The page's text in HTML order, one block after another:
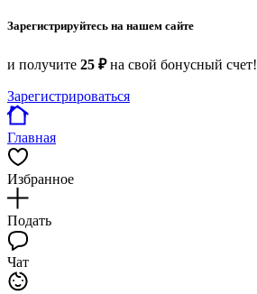
Зарегистрируйтесь на нашем сайте
и получите 25 ₽на свой бонусный счет!
Зарегистрироваться
Главная
Избранное
Подать
Чат